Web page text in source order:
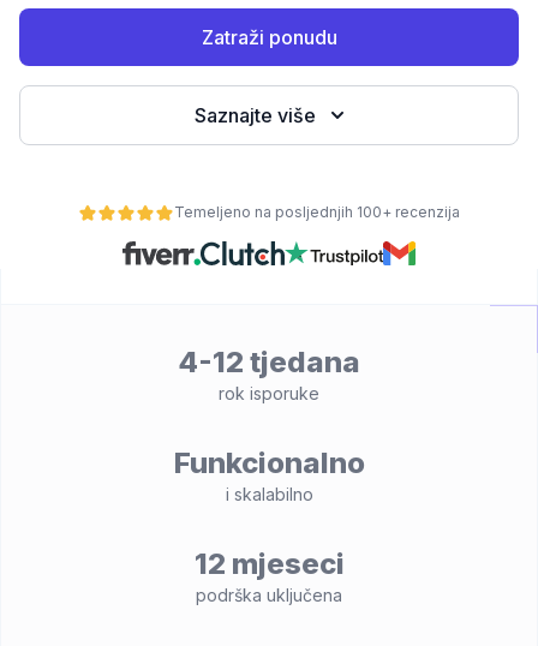
Zatraži ponudu
Saznajte više
Temeljeno na posljednjih 100+ recenzija
4-12 tjedana
rok isporuke
Funkcionalno
i skalabilno
12 mjeseci
podrška uključena